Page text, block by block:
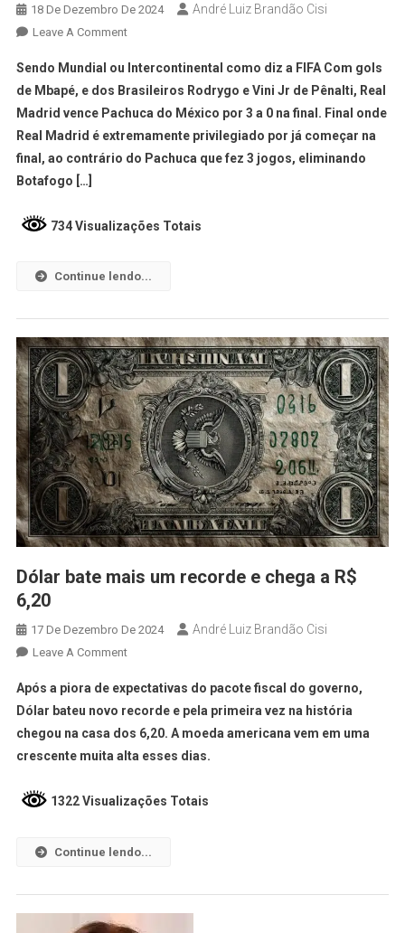
18 De Dezembro De 2024 André Luiz Brandão Cisi
Leave A Comment
Sendo Mundial ou Intercontinental como diz a FIFA Com gols
de Mbapé, e dos Brasileiros Rodrygo e Vini Jr de Pênalti, Real
Madrid vence Pachuca do México por 3 a 0 na final. Final onde
Real Madrid é extremamente privilegiado por já começar na
final, ao contrário do Pachuca que fez 3 jogos, eliminando
Botafogo […]
734 Visualizações Totais
Continue lendo...
Dólar bate mais um recorde e chega a R$
6,20
17 De Dezembro De 2024 André Luiz Brandão Cisi
Leave A Comment
Após a piora de expectativas do pacote fiscal do governo,
Dólar bateu novo recorde e pela primeira vez na história
chegou na casa dos 6,20. A moeda americana vem em uma
crescente muita alta esses dias.
1322 Visualizações Totais
Continue lendo...